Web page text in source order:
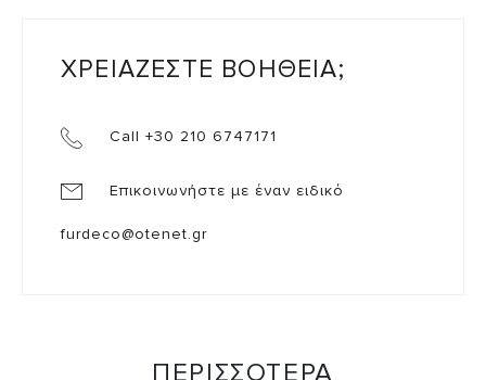
ΧΡΕΙΑΖΕΣΤΕ ΒΟΗΘΕΙΑ;
Call +30 210 6747171
Επικοινωνήστε με έναν ειδικό
furdeco@otenet.gr
ΠΕΡΙΣΣΟΤΕΡΑ